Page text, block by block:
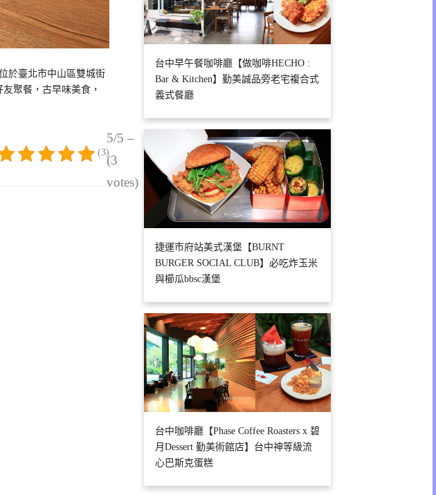
於臺北市中山區雙城街
聚餐，古早味美食，
5/5 –
(3
votes)
(3)
台中早午餐咖啡廳【做咖啡HECHO :
Bar & Kitchen】勤美誠品旁老宅複合式
義式餐廳
捷運市府站美式漢堡【BURNT
BURGER SOCIAL CLUB】必吃炸玉米
與櫛瓜bbsc漢堡
台中咖啡廳【Phase Coffee Roasters x 碧
月Dessert 勤美術館店】台中神等級流
心巴斯克蛋糕